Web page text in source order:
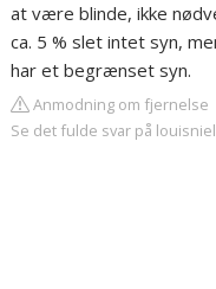
at være blinde, ikke
ca. 5 % slet intet syn,
har et begrænset syn.
Anmodning om fjernelse
Se det fulde svar på